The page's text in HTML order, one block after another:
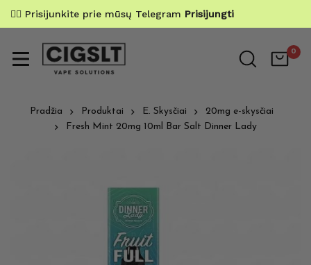
✌🏼 Prisijunkite prie mūsų Telegram Prisijungti
0
Pradžia Produktai E. Skysčiai
20mg e-skysčiai
Fresh Mint 20mg 10ml Bar Salt Dinner Lady